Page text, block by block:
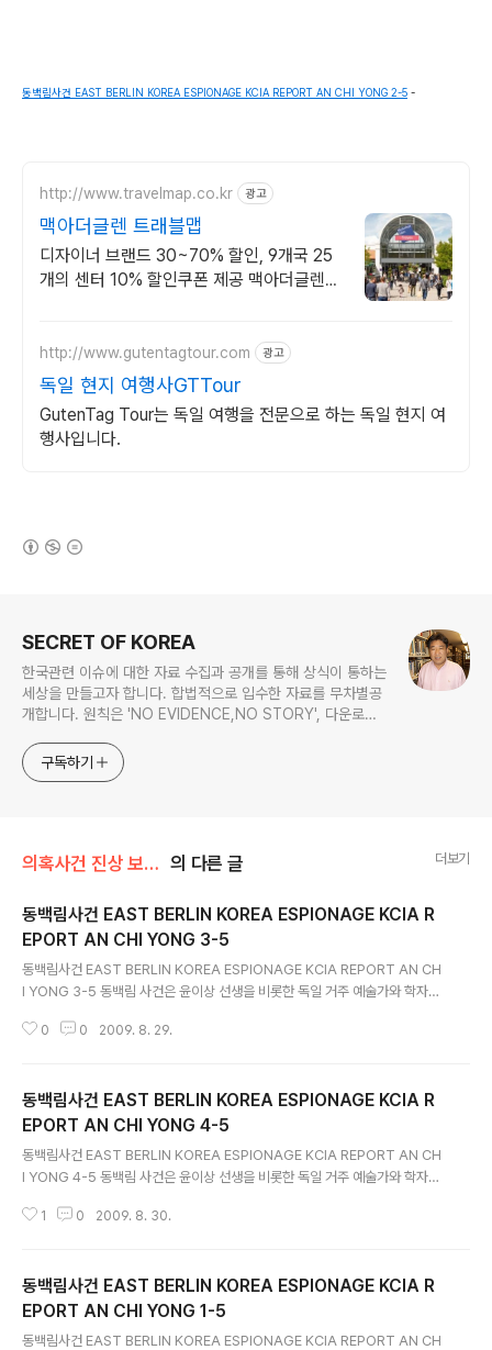
동백림사건 EAST BERLIN KOREA ESPIONAGE KCIA REPORT AN CHI YONG 2-5 -
http://www.travelmap.co.kr 광고
맥아더글렌 트래블맵
디자이너 브랜드 30~70% 할인, 9개국 25
개의 센터 10% 할인쿠폰 제공 맥아더글렌
http://www.gutentagtour.com 광고
독일 현지 여행사GTTour
GutenTag Tour는 독일 여행을 전문으로 하는 독일 현지 여
행사입니다.
SECRET OF KOREA
한국관련 이슈에 대한 자료 수집과 공개를 통해 상식이 통하는
세상을 만들고자 합니다. 합법적으로 입수한 자료를 무차별공
개합니다. 원칙은 'NO EVIDENCE,NO STORY', 다운로드
jesim56@gmail.com, 안보일때는 구글리더나 RSS로!!
구독하기
의혹사건 진상 보고서 전문/동백림사건 의 다른 글 더보기
동백림사건 EAST BERLIN KOREA ESPIONAGE KCIA R
EPORT AN CHI YONG 3-5
동백림사건 EAST BERLIN KOREA ESPIONAGE KCIA REPORT AN CH
I YONG 3-5 동백림 사건은 윤이상 선생을 비롯한 독일 거주 예술가와 학자등
1967년 7월 8일 멧돼지 김형욱이 동베를린을 거점으로 한 반정부 간첩단 사
림없습니다 중앙정보부는 이응로, 윤이상, 김중태, 현승일, 황성모, 임석진씨등
무려 백94명이 동베를린을 거점으로 대남적화공작을 벌였다고 주장했습니다 1
958년부터 1967년까지 무려 약 10년간 동독주재 북한대사관을 드나들며 이
0 0 2009. 8. 29.
동백림사건 EAST BERLIN KOREA ESPIONAGE KCIA R
EPORT AN CHI YONG 4-5
동백림사건 EAST BERLIN KOREA ESPIONAGE KCIA REPORT AN CH
I YONG 4-5 동백림 사건은 윤이상 선생을 비롯한 독일 거주 예술가와 학자등
1967년 7월 8일 멧돼지 김형욱이 동베를린을 거점으로 한 반정부 간첩단 사
림없습니다 중앙정보부는 이응로, 윤이상, 김중태, 현승일, 황성모, 임석진씨등
무려 백94명이 동베를린을 거점으로 대남적화공작을 벌였다고 주장했습니다 1
958년부터 1967년까지 무려 약 10년간 동독주재 북한대사관을 드나들며 이
1 0 2009. 8. 30.
동백림사건 EAST BERLIN KOREA ESPIONAGE KCIA R
EPORT AN CHI YONG 1-5
동백림사건 EAST BERLIN KOREA ESPIONAGE KCIA REPORT AN CH